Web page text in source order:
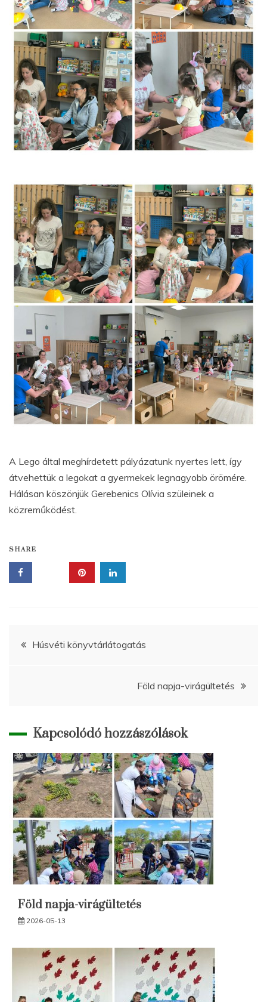
A Lego által meghírdetett pályázatunk nyertes lett, így
átvehettük a legokat a gyermekek legnagyobb örömére.
Hálásan köszönjük Gerebenics Olívia szüleinek a
közreműködést.
SHARE
Bejegyzés
Húsvéti könyvtárlátogatás
Föld napja-virágültetés
Kapcsolódó hozzászólások
Föld napja-virágültetés
2026-05-13